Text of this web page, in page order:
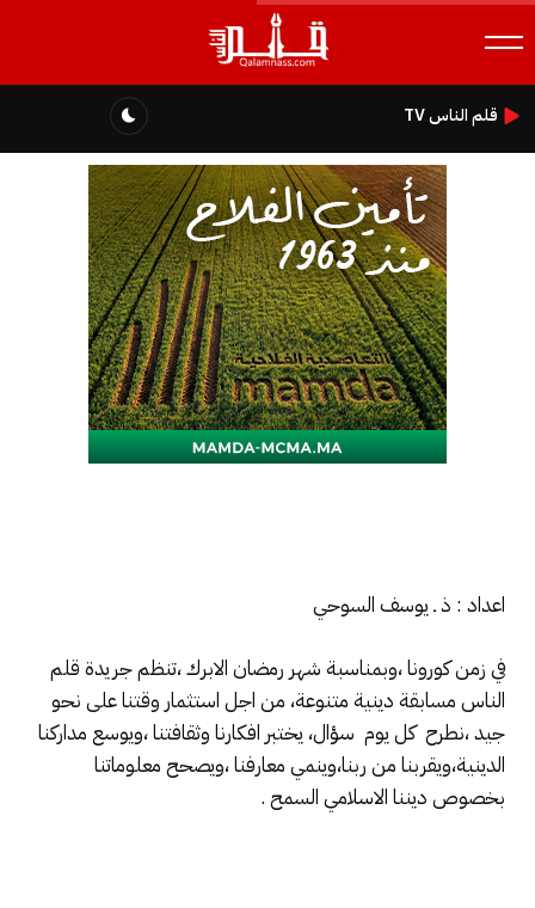
قلم الناس TV
اعداد : ذ ـ يوسف السوحي
في زمن كورونا ،وبمناسبة شهر رمضان الابرك ،تنظم جريدة قلم
الناس مسابقة دينية متنوعة، من اجل استثمار وقتنا على نحو
جيد ،نطرح كل يوم سؤال، يختبر افكارنا وثقافتنا ،ويوسع مداركنا
الدينية،ويقربنا من ربنا،وينمي معارفنا ،ويصحح معلوماتنا
بخصوص ديننا الاسلامي السمح .